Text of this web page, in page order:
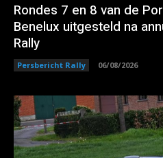
Rondes 7 en 8 van de
Benelux uitgesteld na
Rally
Persbericht Rally 06/08/2026